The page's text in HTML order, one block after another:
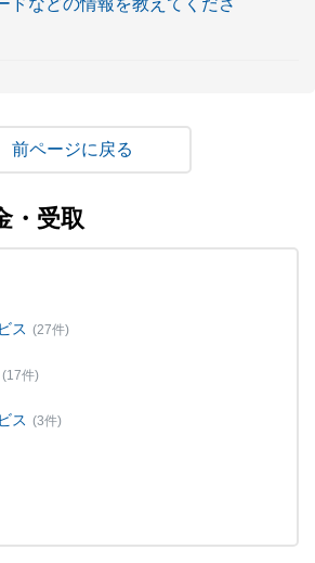
ドなどの情報を教えてくださ
戻る
・受取
ス (27件)
(17件)
ス (3件)